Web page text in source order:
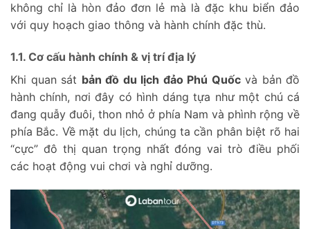
không chỉ là hòn đảo đơn lẻ mà là đặc khu biển đảo
với quy hoạch giao thông và hành chính đặc thù.
1.1. Cơ cấu hành chính & vị trí địa lý
Khi quan sát bản đồ du lịch đảo Phú Quốcvà bản đồ
hành chính, nơi đây có hình dáng tựa như một chú cá
đang quẫy đuôi, thon nhỏ ở phía Nam và phình rộng về
phía Bắc. Về mặt du lịch, chúng ta cần phân biệt rõ hai
“cực” đô thị quan trọng nhất đóng vai trò điều phối
các hoạt động vui chơi và nghỉ dưỡng.